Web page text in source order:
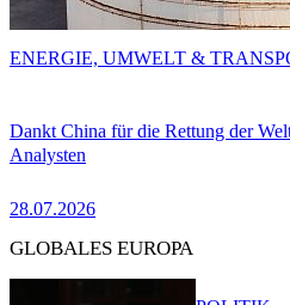
Dankt China für die Rettung der
Analysten
28.07.2026
ENERGIE, UMWELT &
GLOBALES EUROPA